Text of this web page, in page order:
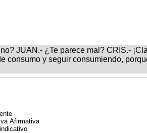
JUAN.- ¿Te parece mal? CRIS.-
consumo y seguir consumiendo,
Afirmativa